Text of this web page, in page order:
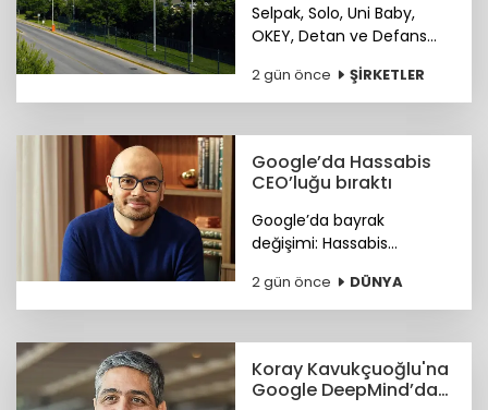
Selpak, Solo, Uni Baby,
OKEY, Detan ve Defans
bulunduran Sanipak
resmen Arch Peninsula
2 gün önce ŞİRKETLER
Google’da Hassabis
CEO’luğu bıraktı
Google’da bayrak
değişimi: Hassabis
2 gün önce DÜNYA
Koray Kavukçuoğlu'na
Google DeepMind’da